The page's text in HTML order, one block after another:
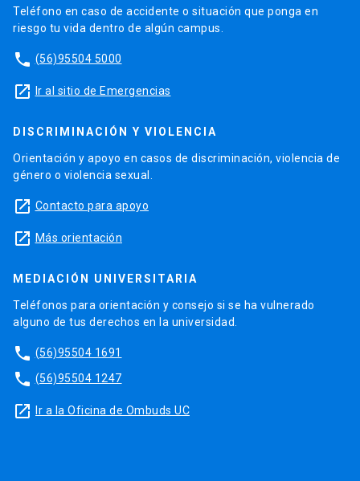
Teléfono en caso de accidente o situación que ponga en
riesgo tu vida dentro de algún campus.
phone (56)95504 5000
launch Ir al sitio de Emergencias
DISCRIMINACIÓN Y VIOLENCIA
Orientación y apoyo en casos de discriminación, violencia de
género o violencia sexual.
launch Contacto para apoyo
launch Más orientación
MEDIACIÓN UNIVERSITARIA
Teléfonos para orientación y consejo si se ha vulnerado
alguno de tus derechos en la universidad.
phone (56)95504 1691
phone (56)95504 1247
launch Ir a la Oficina de Ombuds UC